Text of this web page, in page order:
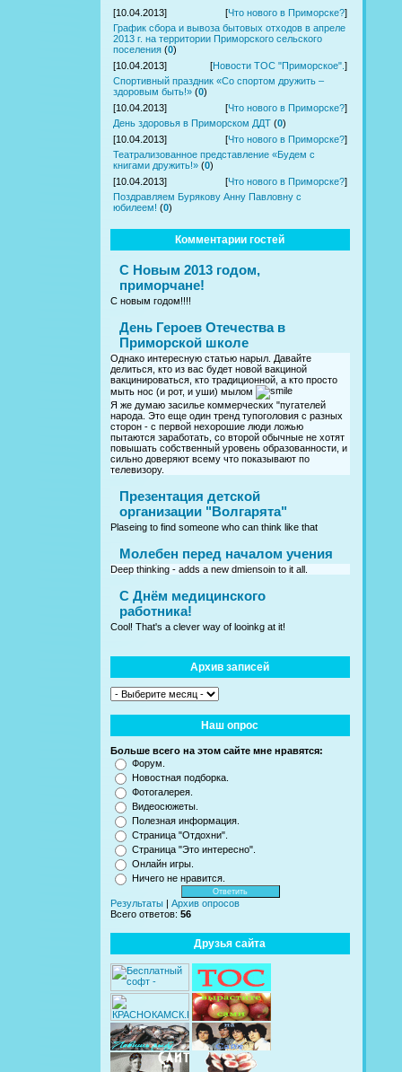
[10.04.2013] [Что нового в Приморске?]
График сбора и вывоза бытовых отходов в апреле
2013 г. на территории Приморского сельского
поселения (0)
[10.04.2013]
[Новости ТОС "Приморское". ]
Спортивный праздник «Со спортом дружить –
здоровым быть!» (0)
[10.04.2013]
[Что нового в Приморске?]
День здоровья в Приморском ДДТ (0)
[10.04.2013]
[Что нового в Приморске?]
Театрализованное представление «Будем с
книгами дружить!» (0)
[10.04.2013]
[Что нового в Приморске?]
Поздравляем Бурякову Анну Павловну с
юбилеем! (0)
Комментарии гостей
С Новым 2013 годом,
приморчане!
С новым годом!!!!
День Героев Отечества в
Приморской школе
Однако интересную статью нарыл. Давайте
делиться, кто из вас будет новой вакциной
вакцинироваться, кто традиционной, а кто просто
мыть нос (и рот, и уши) мылом
Я же думаю засилье коммерческих "пугателей
народа. Это еще один тренд тупоголовия с разных
сторон - с первой нехорошие люди ложью
пытаются заработать, со второй обычные не хотят
повышать собственный уровень образованности, и
сильно доверяют всему что показывают по
телевизору.
Презентация детской
организации "Волгарята"
Plaseing to find someone who can think like that
Молебен перед началом учения
Deep thinking - adds a new dmiensoin to it all.
C Днём медицинского
работника!
Cool! That's a clever way of looinkg at it!
Архив записей
Наш опрос
Больше всего на этом сайте мне нравятся:
Форум.
Новостная подборка.
Фотогалерея.
Видеосюжеты.
Полезная информация.
Страница "Отдохни".
Страница "Это интересно".
Онлайн игры.
Ничего не нравится.
Результаты
Архив опросов
Всего ответов: 56
Друзья сайта